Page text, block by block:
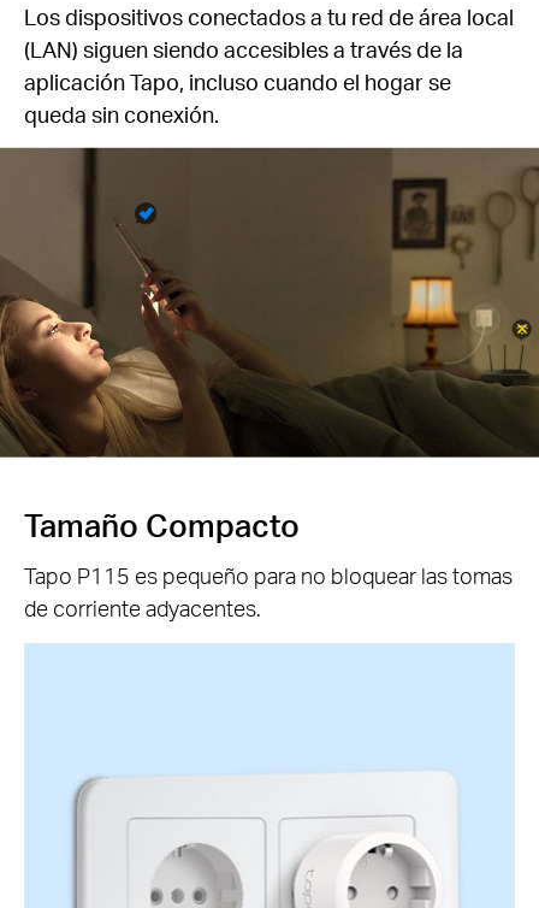
Los dispositivos conectados a tu red de área local
(LAN) siguen siendo accesibles a través de la
aplicación Tapo, incluso cuando el hogar se
queda sin conexión.
Tamaño Compacto
Tapo P115 es pequeño para no bloquear las tomas
de corriente adyacentes.